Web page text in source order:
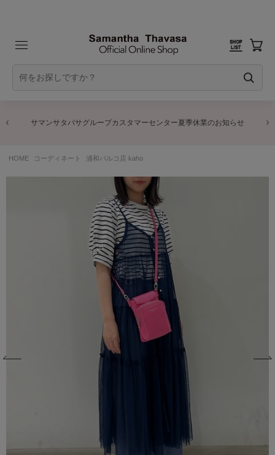
サマンサタバサグループカスタマーセンター夏季休業のお知らせ
HOME コーディネート 浦和パルコ店 kaho